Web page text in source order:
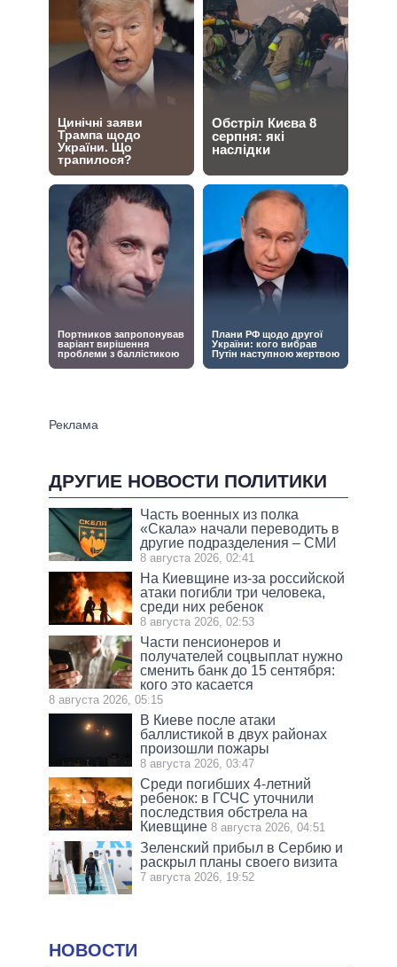
ДРУГИЕ НОВОСТИ ПОЛИТИКИ
Часть военных из полка
«Скала» начали переводить в
другие подразделения – СМИ
8 августа 2026, 02:41
На Киевщине из-за российской
атаки погибли три человека,
среди них ребенок
8 августа 2026, 02:53
Части пенсионеров и
получателей соцвыплат нужно
сменить банк до 15 сентября:
кого это касается
8 августа 2026, 05:15
В Киеве после атаки
баллистикой в двух районах
произошли пожары
8 августа 2026, 03:47
Среди погибших 4-летний
ребенок: в ГСЧС уточнили
последствия обстрела на
Киевщине 8 августа 2026, 04:51
Зеленский прибыл в Сербию и
раскрыл планы своего визита
7 августа 2026, 19:52
НОВОСТИ